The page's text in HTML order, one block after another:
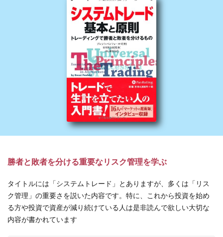
勝者と敗者を分ける重要なリスク管理を学ぶ
タイトルには「システムトレード」とありますが、多くは「リス
ク管理」の重要さを説いた内容です。特に、これから投資を始め
る方や投資で資産が減り続けている人は是非読んで欲しい大切な
内容が書かれています